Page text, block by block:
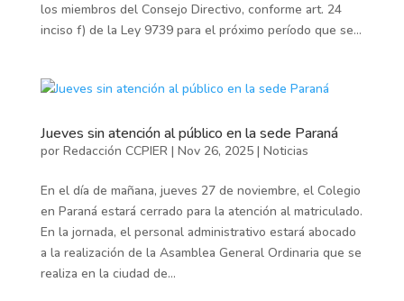
los miembros del Consejo Directivo, conforme art. 24
inciso f) de la Ley 9739 para el próximo período que se...
Jueves sin atención al público en la sede Paraná
por Redacción CCPIER| Nov 26, 2025| Noticias
En el día de mañana, jueves 27 de noviembre, el Colegio
en Paraná estará cerrado para la atención al matriculado.
En la jornada, el personal administrativo estará abocado
a la realización de la Asamblea General Ordinaria que se
realiza en la ciudad de...